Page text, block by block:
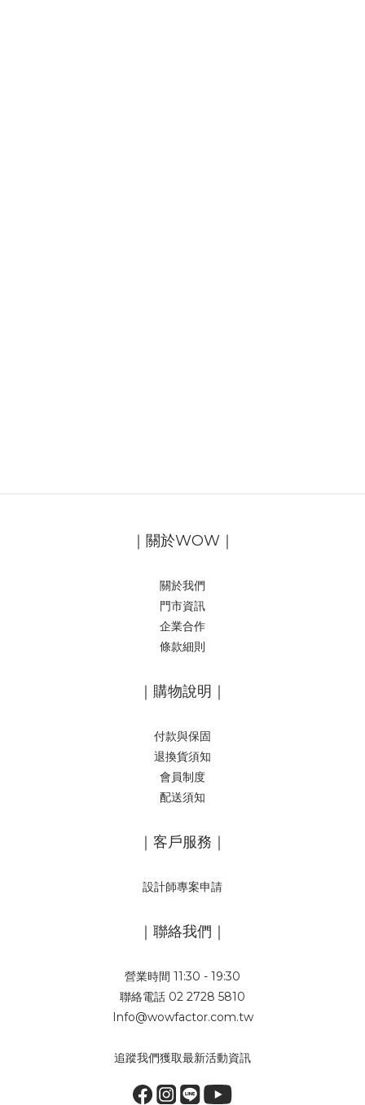
｜關於WOW｜
關於我們
門市資訊
企業合作
條款細則
｜購物說明｜
付款與保固
退換貨須知
會員制度
配送須知
｜客戶服務｜
設計師專案申請
｜聯絡我們｜
營業時間 11:30 - 19:30
聯絡電話 02 2728 5810
Info@wowfactor.com.tw
追蹤我們獲取最新活動資訊